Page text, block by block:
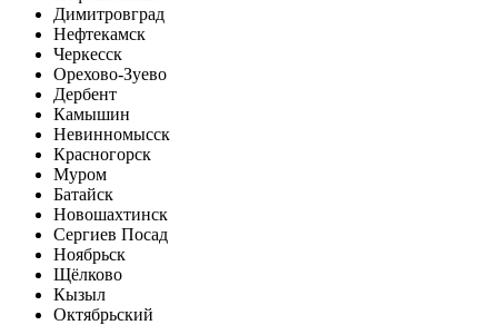
Димитровград
Нефтекамск
Черкесск
Орехово-Зуево
Дербент
Камышин
Невинномысск
Красногорск
Муром
Батайск
Новошахтинск
Сергиев Посад
Ноябрьск
Щёлково
Кызыл
Октябрьский